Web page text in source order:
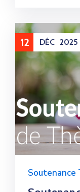
12 DÉC 2025
Soutenance